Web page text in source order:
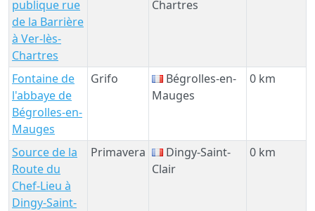
publique rue
de la Barrière
à Ver-lès-
Chartres
Chartres
Fontaine de
l'abbaye de
Bégrolles-en-
Mauges
Grifo
Bégrolles-en-
Mauges
0 km
Source de la
Route du
Chef-Lieu à
Dingy-Saint-
Primavera
Dingy-Saint-
Clair
0 km